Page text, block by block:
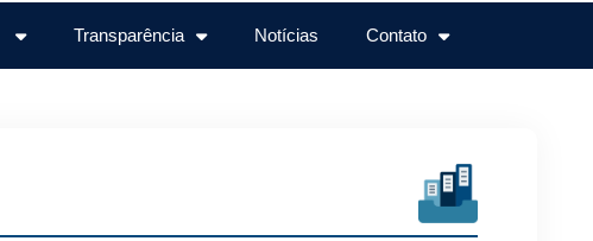
Transparência Notícias Contato